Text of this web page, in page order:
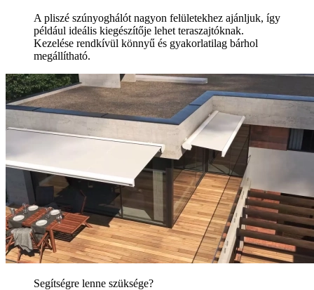
A pliszé szúnyoghálót nagyon felületekhez ajánljuk, így
például ideális kiegészítője lehet teraszajtóknak.
Kezelése rendkívül könnyű és gyakorlatilag bárhol
megállítható.
Segítségre lenne szüksége?